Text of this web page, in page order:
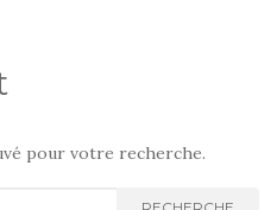
pour votre recherche.